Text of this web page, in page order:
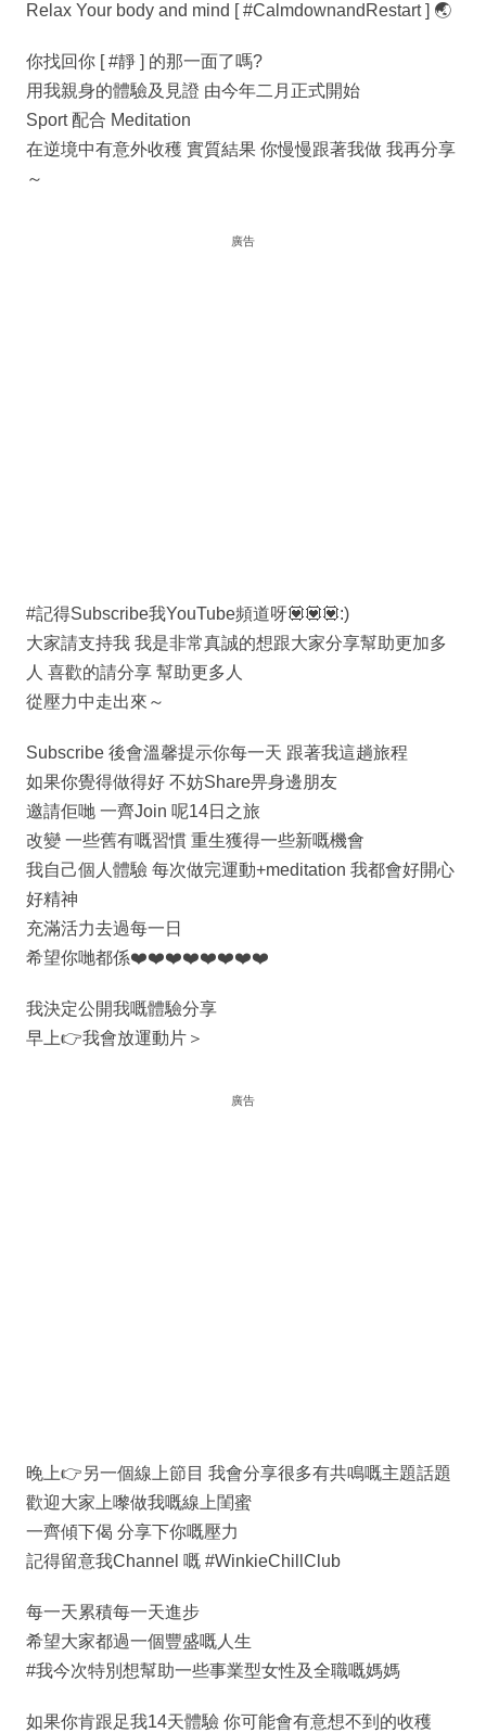
Relax Your body and mind [ #CalmdownandRestart ] 🌏
你找回你 [ #靜 ] 的那一面了嗎?
用我親身的體驗及見證 由今年二月正式開始
Sport 配合 Meditation
在逆境中有意外收穫 實質結果 你慢慢跟著我做 我再分享
～
廣告
#記得Subscribe我YouTube頻道呀💟💟💟:)
大家請支持我 我是非常真誠的想跟大家分享幫助更加多
人 喜歡的請分享 幫助更多人
從壓力中走出來～
Subscribe 後會溫馨提示你每一天 跟著我這趟旅程
如果你覺得做得好 不妨Share畀身邊朋友
邀請佢哋 一齊Join 呢14日之旅
改變 一些舊有嘅習慣 重生獲得一些新嘅機會
我自己個人體驗 每次做完運動+meditation 我都會好開心
好精神
充滿活力去過每一日
希望你哋都係❤️❤️❤️❤️❤️❤️❤️❤️
我決定公開我嘅體驗分享
早上👉我會放運動片＞
廣告
晚上👉另一個線上節目 我會分享很多有共鳴嘅主題話題
歡迎大家上嚟做我嘅線上閨蜜
一齊傾下偈 分享下你嘅壓力
記得留意我Channel 嘅 #WinkieChillClub
每一天累積每一天進步
希望大家都過一個豐盛嘅人生
#我今次特別想幫助一些事業型女性及全職嘅媽媽
如果你肯跟足我14天體驗 你可能會有意想不到的收穫